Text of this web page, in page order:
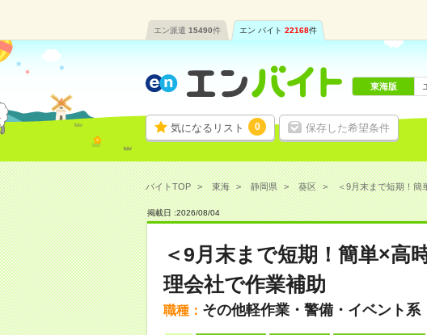
エン派遣 15490件 エン バイト 22168件
気になるリスト 0 保存した希望条件
東海版
バイトTOP 東海 静岡県 葵区 ＜9月末まで短期！簡
掲載日 :2026/08/04
＜9月末まで短期！簡単×高
理会社で作業補助
職種： その他軽作業・警備・イベント系